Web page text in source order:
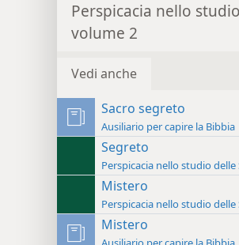
Perspicacia nello
volume 2
Vedi anche
Sacro segreto
Ausiliario per capire la Bibbia
Segreto
Perspicacia nello studio
Mistero
Perspicacia nello studio
Mistero